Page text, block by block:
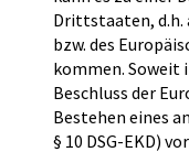
Drittstaaten, d.h.
bzw. des
kommen. Soweit
Beschluss der
Bestehen eines
§ 10 DSG-EKD)